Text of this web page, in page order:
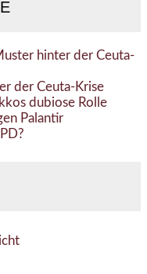
hinter der Ceuta-
der Ceuta-Krise
dubiose Rolle
Palantir